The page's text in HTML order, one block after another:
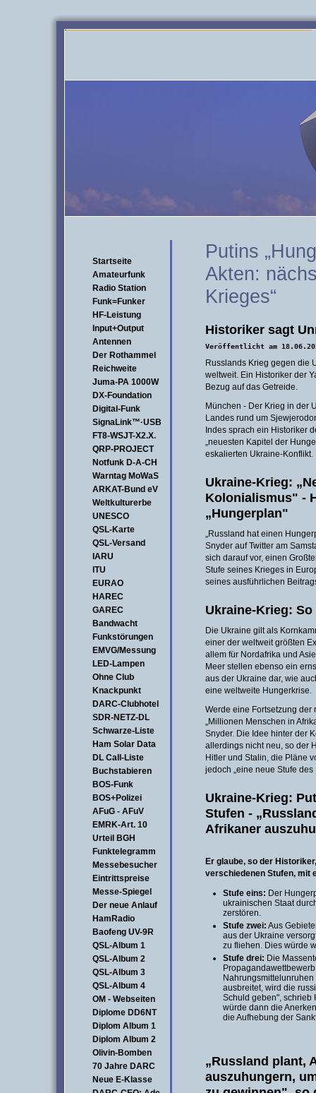
Startseite
Amateurfunk
Radio Station
Funk=Funker
HF-Leistung
Input+Output
Antennen
Der Rothammel
Reichweite
Juma-PA 1000W
DX-Foundation
Digital-Funk
SignaLink™·USB
FT8-WSJT-X2.X.
QRP-PROJECT
Notfunk D-A-CH
Warntag MoWaS
ARKAT-Bund eV
Weltkulturerbe
UNESCO
QSL-Karte
QSL-Versand
IARU
ITU
EURAO
HAREC
GAREC
Bandwacht
Funkstörungen
EMVG/Messung
LED-Lampen
Ohne Club
Knackpunkt
DARC-Clubhotel
SDR-NETZ-DL
Schwarze-Liste
Ham Solar Data
DL Call-Liste
Buchstabieren
BOS-Funk
BOS+Polizei
AFuG - AFuV
EMRK-Art. 10
Urteil BGH
Funktelegramm
Messebesucher
Eintrittspreise
Messe-Spiegel
Der neue Anlauf
HamRadio
Baofeng UV-9R
QSL-Album 1
QSL-Album 2
QSL-Album 3
QSL-Album 4
OM - Webseiten
Diplome DD6NT
Diplom Album 1
Diplom Album 2
Olivin-Bomben
70 Jahre DARC
Neue E-Klasse
Putins
Akten:
Krieges“
Historiker sagt
Veröffentlicht am
Russlands Krieg gegen die
weltweit. Ein Historiker der
Bezug auf das Getreide.
München - Der Krieg in der
Landes rund um
Indes sprach ein Historiker
„neuesten Kapitel der
eskalierten Ukraine-Konflikt.
Ukraine-Krieg:
Kolonialismus" -
„Hungerplan"
„Russland hat einen
Snyder auf Twitter am
sich darauf vor, einen
Stufe seines Krieges in
seines ausführlichen
Ukraine-Krieg:
Die Ukraine gilt als
einer der weltweit größten
allem für Nordafrika und
Meer stellen ebenso ein
aus der Ukraine dar, wie
eine weltweite Hungerkrise.
Werde eine Fortsetzung
„Millionen Menschen in
Snyder. Die Idee hinter der
allerdings nicht neu, so der
Hitler und Stalin, die Pläne
jedoch „eine neue Stufe
Ukraine-Krieg:
Stufen -
Afrikaner
Er glaube, so der
verschiedenen Stufen, mit
Stufe eins: Der
ukrainischen Staat
zerstören.
Stufe zwei: Aus
aus der Ukraine
zu fliehen. Dies würde
Stufe drei: Die
ausbreitet, wird die
Schuld geben", schrieb
würde dann die
die Aufhebung der
„Russland plant,
auszuhungern,